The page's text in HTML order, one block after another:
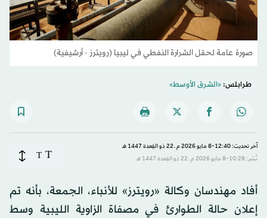
صورة عامة لحقل الشرارة النفطي في ليبيا (رويترز - أرشيفية)
طرابلس:«الشرق الأوسط»
آخر تحديث: 12:40-8 مايو 2026 م ـ 22 ذو القِعدة 1447 هـ
نُشر: 10:28-8 مايو 2026 م ـ 22 ذو القِعدة 1447 هـ
T
T
أفاد مهندسان وكالة «رويترز» للأنباء، الجمعة، بأنه تم
إعلان حالة الطوارئ في مصفاة الزاوية الليبية وسط